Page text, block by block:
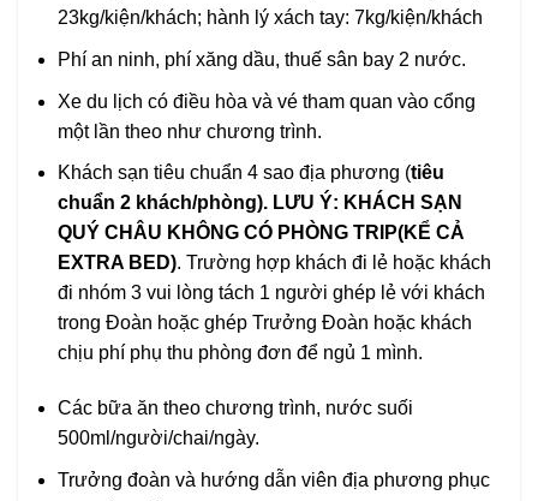
23kg/kiện/khách; hành lý xách tay: 7kg/kiện/khách
Phí an ninh, phí xăng dầu, thuế sân bay 2 nước.
Xe du lịch có điều hòa và vé tham quan vào cổng
một lần theo như chương trình.
Khách sạn tiêu chuẩn 4 sao địa phương (tiêu
chuẩn 2 khách/phòng). LƯU Ý: KHÁCH SẠN
QUÝ CHÂU KHÔNG CÓ PHÒNG TRIP(KỂ CẢ
EXTRA BED). Trường hợp khách đi lẻ hoặc khách
đi nhóm 3 vui lòng tách 1 người ghép lẻ với khách
trong Đoàn hoặc ghép Trưởng Đoàn hoặc khách
chịu phí phụ thu phòng đơn để ngủ 1 mình.
Các bữa ăn theo chương trình, nước suối
500ml/người/chai/ngày.
Trưởng đoàn và hướng dẫn viên địa phương phục